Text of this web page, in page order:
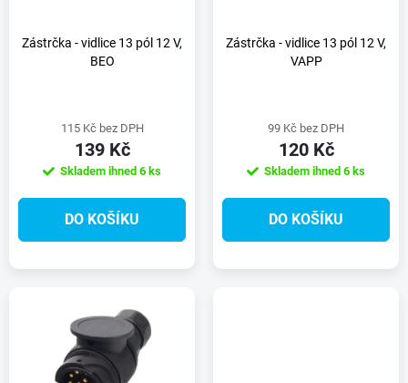
d
u
s
o
d
u
Zástrčka - vidlice 13 pól 12 V,
BEO
115 Kč bez DPH
139 Kč
Skladem ihned 6 ks
DO KOŠÍKU
Zástrčka - vidlice 13 pól 12 V,
VAPP
99 Kč bez DPH
120 Kč
Skladem ihned 6 ks
DO KOŠÍKU